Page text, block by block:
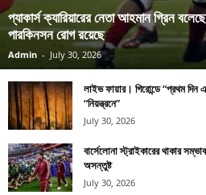
প্যাকার্স ক্যারিয়ারের নেতা আহমান গ্রিন
পারকিনসন রোগ রয়েছে
Admin - July 30, 2026
লাইভ ফায়ার। গিরোন্ডে “প্রথম
“নিয়ন্ত্রনে”
July 30, 2026
বার্সেলোনা স্ট্রাইকারের থাকার
অসন্তুষ্ট
July 30, 2026